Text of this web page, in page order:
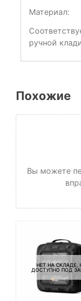
Материал:
ручной
Похожие
Вы можете
НЕТ НА СКЛАДЕ,
ДОСТУПНО ПОД